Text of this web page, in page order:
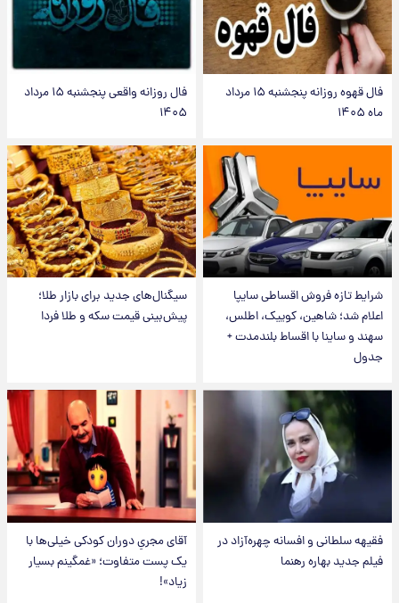
فال قهوه روزانه پنجشنبه ۱۵ مرداد
ماه ۱۴۰۵
فال روزانه واقعی پنجشنبه ۱۵ مرداد
۱۴۰۵
شرایط تازه فروش اقساطی سایپا
اعلام شد؛ شاهین، کوییک، اطلس،
سهند و ساینا با اقساط بلندمدت +
جدول
سیگنال‌های جدید برای بازار طلا؛
پیش‌بینی قیمت سکه و طلا فردا
فقیهه سلطانی و افسانه چهره‌آزاد در
فیلم جدید بهاره رهنما
آقای مجریِ دوران کودکی خیلی‌ها با
یک پست متفاوت؛ «غمگینم بسیار
زیاد»!